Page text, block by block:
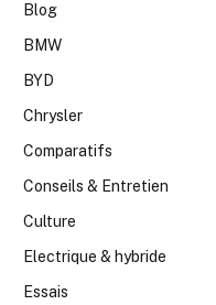
Blog
BMW
BYD
Chrysler
Comparatifs
Conseils & Entretien
Culture
Electrique & hybride
Essais